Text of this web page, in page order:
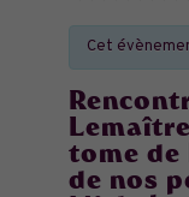
Cet
tome
de nos